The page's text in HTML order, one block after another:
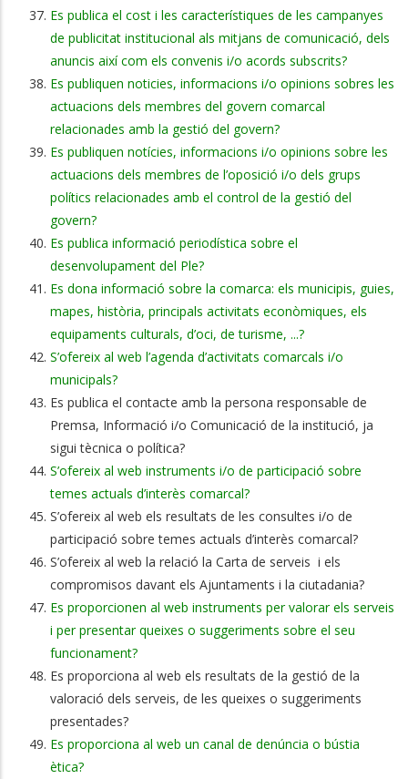
Es publica el cost i les característiques de les campanyes
de publicitat institucional als mitjans de comunicació, dels
anuncis així com els convenis i/o acords subscrits?
Es publiquen noticies, informacions i/o opinions sobres les
actuacions dels membres del govern comarcal
relacionades amb la gestió del govern?
Es publiquen notícies, informacions i/o opinions sobre les
actuacions dels membres de l’oposició i/o dels grups
polítics relacionades amb el control de la gestió del
govern?
Es publica informació periodística sobre el
desenvolupament del Ple?
Es dona informació sobre la comarca: els municipis, guies,
mapes, història, principals activitats econòmiques, els
equipaments culturals, d’oci, de turisme, ...?
S’ofereix al web l’agenda d’activitats comarcals i/o
municipals?
Es publica el contacte amb la persona responsable de
Premsa, Informació i/o Comunicació de la institució, ja
sigui tècnica o política?
S’ofereix al web instruments i/o de participació sobre
temes actuals d’interès comarcal?
S’ofereix al web els resultats de les consultes i/o de
participació sobre temes actuals d’interès comarcal?
S’ofereix al web la relació la Carta de serveis i els
compromisos davant els Ajuntaments i la ciutadania?
Es proporcionen al web instruments per valorar els serveis
i per presentar queixes o suggeriments sobre el seu
funcionament?
Es proporciona al web els resultats de la gestió de la
valoració dels serveis, de les queixes o suggeriments
presentades?
Es proporciona al web un canal de denúncia o bústia
ètica?